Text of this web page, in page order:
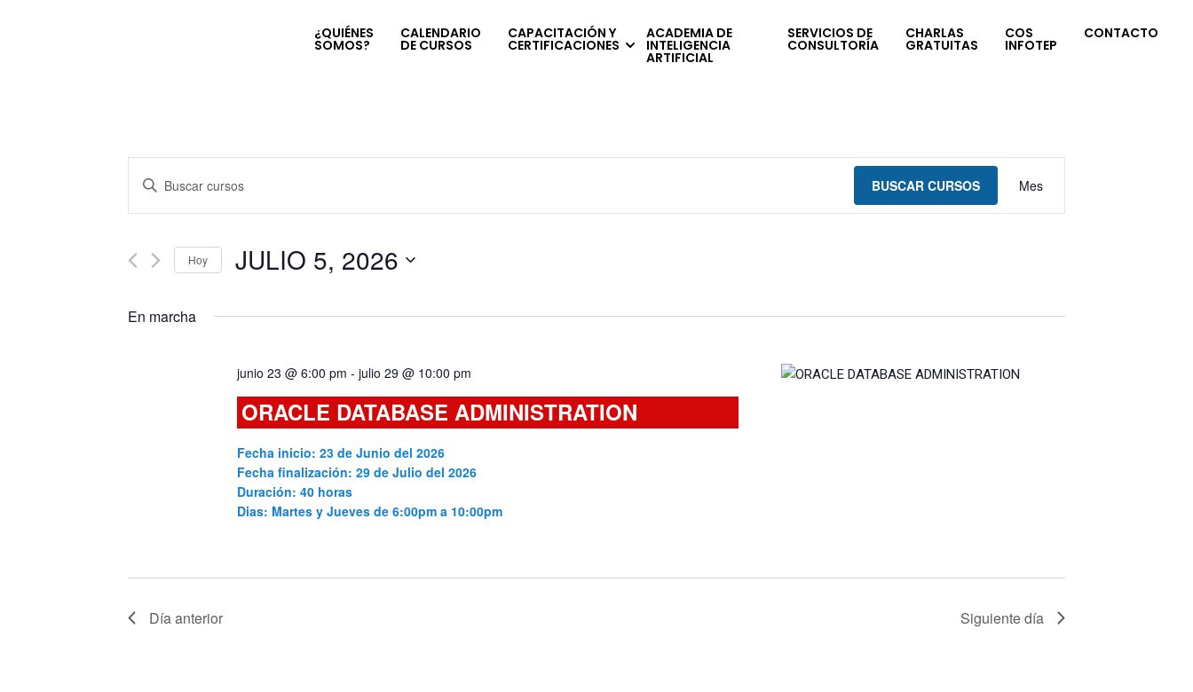
¿QUIÉNES
SOMOS?
CALENDARIO
DE CURSOS
CAPACITACIÓN Y
CERTIFICACIONES
ACADEMIA DE
INTELIGENCIA
ARTIFICIAL
SERVICIOS DE
CONSULTORÍA
CHARLAS
GRATUITAS
COS
INFOTEP
CONTACTO
Navegación
de
búsqueda
y
Introduce
Busca
para
BUSCAR CURSOS Mes
Hoy JULIO 5, 2026
En marcha
junio 23 @ 6:00 pm - julio 29 @ 10:00 pm
ORACLE DATABASE ADMINISTRATION
Fecha inicio: 23 de Junio del 2026
Fecha finalización: 29 de Julio del 2026
Duración: 40 horas
Dias: Martes y Jueves de 6:00pm a 10:00pm
Día anterior Siguiente día